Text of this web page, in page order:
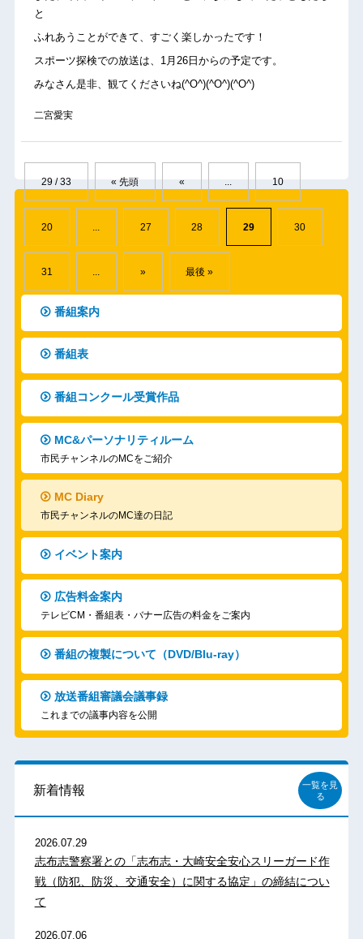
と
ふれあうことができて、すごく楽しかったです！
スポーツ探検での放送は、1月26日からの予定です。
みなさん是非、観てくださいね(^O^)(^O^)(^O^)
二宮愛実
29 / 33 « 先頭 « ... 10
20 27 28 29 30
31 ... » 最後 »
番組案内
番組表
番組コンクール受賞作品
MC&パーソナリティルーム
市民チャンネルのMCをご紹介
MC Diary
市民チャンネルのMC達の日記
イベント案内
広告料金案内
テレビCM・番組表・バナー広告の料金をご案内
番組の複製について（DVD/Blu-ray）
放送番組審議会議事録
これまでの議事内容を公開
新着情報
一覧を見
る
2026.07.29
志布志警察署との「志布志・大崎安全安心スリーガード作
戦（防犯、防災、交通安全）に関する協定」の締結につい
て
2026.07.06